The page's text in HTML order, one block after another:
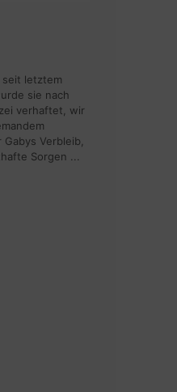
seit letztem
sie nach
verhaftet, wir
Verbleib,
Sorgen ...